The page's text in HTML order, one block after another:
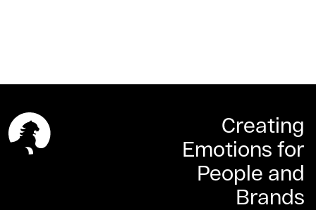
Creating
Emotions for
People and
Brands